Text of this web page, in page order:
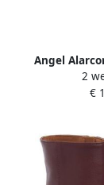
Angel
2
€